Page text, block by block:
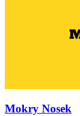
Mokry Nosek